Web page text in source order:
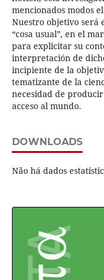
mencionados modos
Nuestro objetivo será
“cosa usual”, en el
para explicitar su
interpretación de
incipiente de la
tematizante de la
necesidad de
acceso al mundo.
DOWNLOADS
Não há dados